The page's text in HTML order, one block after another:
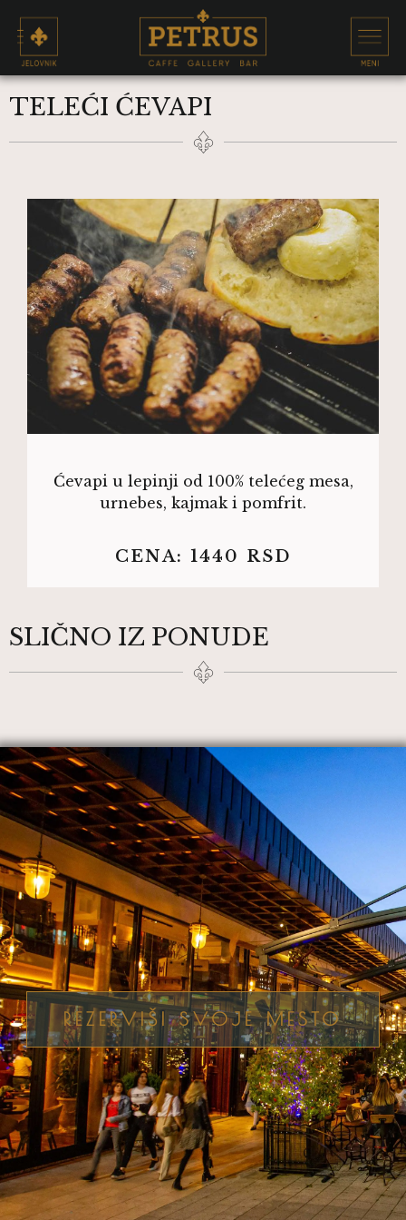
TELEĆI ĆEVAPI
Ćevapi u lepinji od 100% telećeg mesa,
urnebes, kajmak i pomfrit.
CENA: 1440 RSD
SLIČNO IZ PONUDE
REZERVIŠI SVOJE MESTO